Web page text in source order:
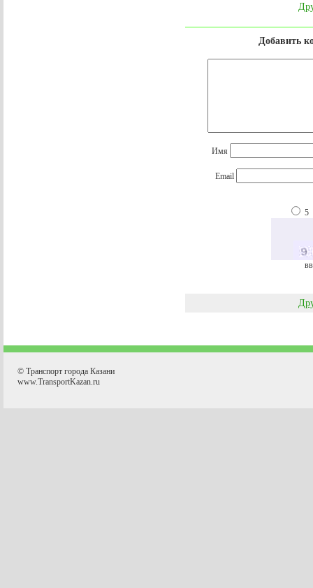
Добавить
Имя
Email
5
© Транспорт города Казани
www.TransportKazan.ru